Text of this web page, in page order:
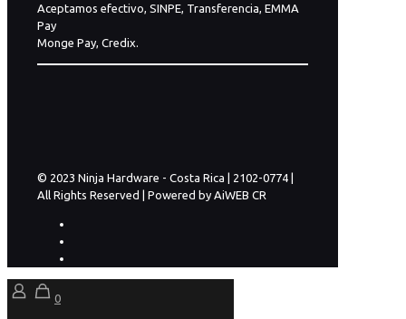
Aceptamos efectivo, SINPE, Transferencia, EMMA
Pay
Monge Pay, Credix.
© 2023 Ninja Hardware - Costa Rica | 2102-0774 |
All Rights Reserved | Powered by AiWEB CR
0